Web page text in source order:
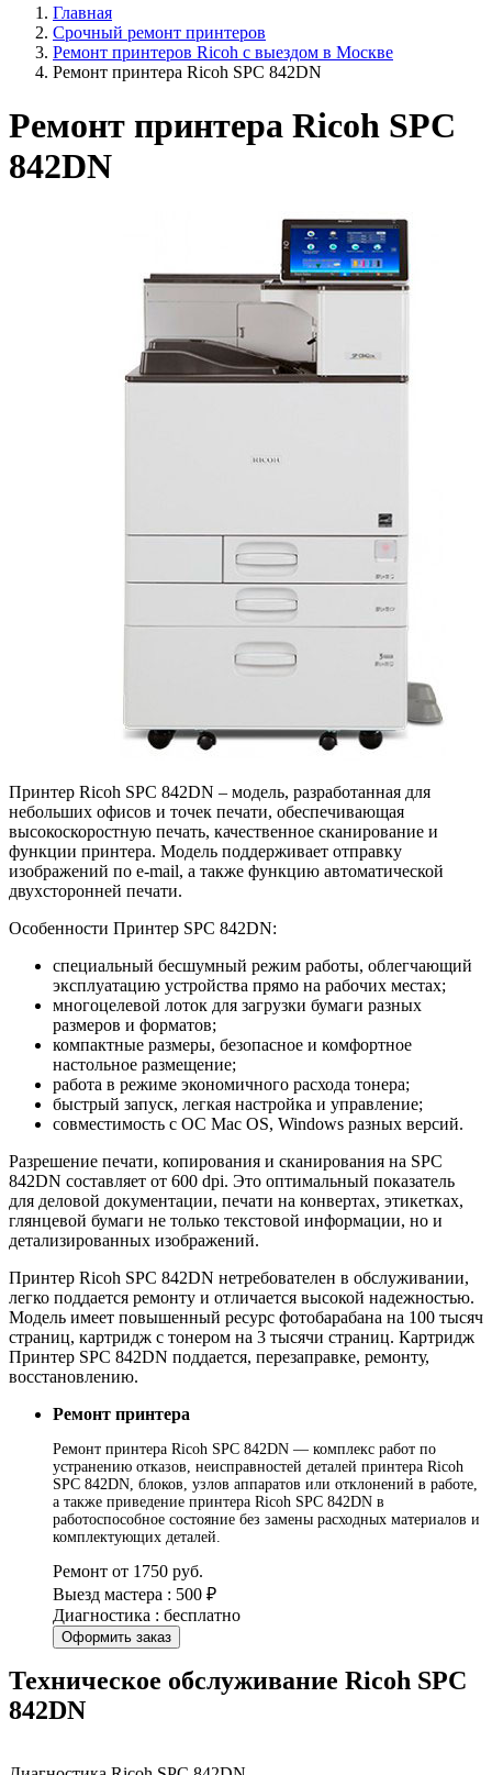
Главная
Срочный ремонт принтеров
Ремонт принтеров Ricoh с выездом в Москве
Ремонт принтера Ricoh SPC 842DN
Ремонт принтера Ricoh SPC
842DN
Принтер Ricoh SPC 842DN – модель, разработанная для
небольших офисов и точек печати, обеспечивающая
высокоскоростную печать, качественное сканирование и
функции принтера. Модель поддерживает отправку
изображений по e-mail, а также функцию автоматической
двухсторонней печати.
Особенности Принтер SPC 842DN:
специальный бесшумный режим работы, облегчающий
эксплуатацию устройства прямо на рабочих местах;
многоцелевой лоток для загрузки бумаги разных
размеров и форматов;
компактные размеры, безопасное и комфортное
настольное размещение;
работа в режиме экономичного расхода тонера;
быстрый запуск, легкая настройка и управление;
совместимость с ОС Mac OS, Windows разных версий.
Разрешение печати, копирования и сканирования на SPC
842DN составляет от 600 dpi. Это оптимальный показатель
для деловой документации, печати на конвертах, этикетках,
глянцевой бумаги не только текстовой информации, но и
детализированных изображений.
Принтер Ricoh SPC 842DN нетребователен в обслуживании,
легко поддается ремонту и отличается высокой надежностью.
Модель имеет повышенный ресурс фотобарабана на 100 тысяч
страниц, картридж с тонером на 3 тысячи страниц. Картридж
Принтер SPC 842DN поддается, перезаправке, ремонту,
восстановлению.
Ремонт принтера
Ремонт принтера Ricoh SPC 842DN — комплекс работ по
устранению отказов, неисправностей деталей принтера Ricoh
SPC 842DN, блоков, узлов аппаратов или отклонений в работе,
а также приведение принтера Ricoh SPC 842DN в
работоспособное состояние без замены расходных материалов и
комплектующих деталей.
Ремонт от 1750 руб.
Выезд мастера : 500 ₽
Диагностика : бесплатно
Оформить заказ
Техническое обслуживание Ricoh SPC
842DN